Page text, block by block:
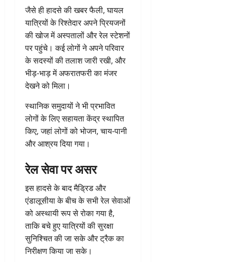
जैसे ही हादसे की खबर फैली, घायल
यात्रियों के रिश्तेदार अपने प्रियजनों
की खोज में अस्पतालों और रेल स्टेशनों
पर पहुंचे। कई लोगों ने अपने परिवार
के सदस्यों की तलाश जारी रखी, और
भीड़-भाड़ में अफरातफरी का मंजर
देखने को मिला।
स्थानिक समुदायों ने भी प्रभावित
लोगों के लिए सहायता केंद्र स्थापित
किए, जहां लोगों को भोजन, चाय-पानी
और आश्रय दिया गया।
रेल सेवा पर असर
इस हादसे के बाद मैड्रिड और
एंडालूसीया के बीच के सभी रेल सेवाओं
को अस्थायी रूप से रोका गया है,
ताकि बचे हुए यात्रियों की सुरक्षा
सुनिश्चित की जा सके और ट्रैक का
निरीक्षण किया जा सके।